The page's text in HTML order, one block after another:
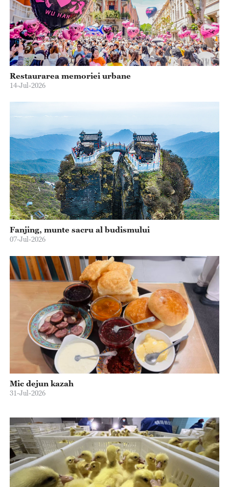
Restaurarea memoriei urbane
14-Jul-2026
Fanjing, munte sacru al budismului
07-Jul-2026
Mic dejun kazah
31-Jul-2026